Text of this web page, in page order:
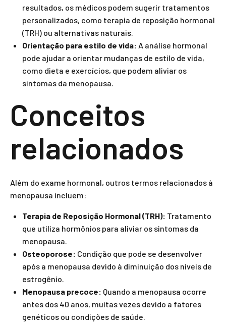
resultados, os médicos podem sugerir tratamentos
personalizados, como terapia de reposição hormonal
(TRH) ou alternativas naturais.
Orientação para estilo de vida: A análise hormonal
pode ajudar a orientar mudanças de estilo de vida,
como dieta e exercícios, que podem aliviar os
sintomas da menopausa.
Conceitos
relacionados
Além do exame hormonal, outros termos relacionados à
menopausa incluem:
Terapia de Reposição Hormonal (TRH): Tratamento
que utiliza hormônios para aliviar os sintomas da
menopausa.
Osteoporose: Condição que pode se desenvolver
após a menopausa devido à diminuição dos níveis de
estrogênio.
Menopausa precoce: Quando a menopausa ocorre
antes dos 40 anos, muitas vezes devido a fatores
genéticos ou condições de saúde.